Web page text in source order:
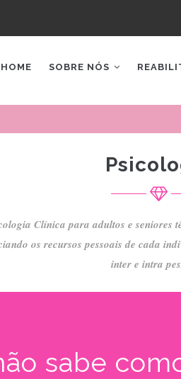
HOME SOBRE NÓS
Clínica para adultos e seniores
os recursos pessoais de cada
inter e intra
sabe